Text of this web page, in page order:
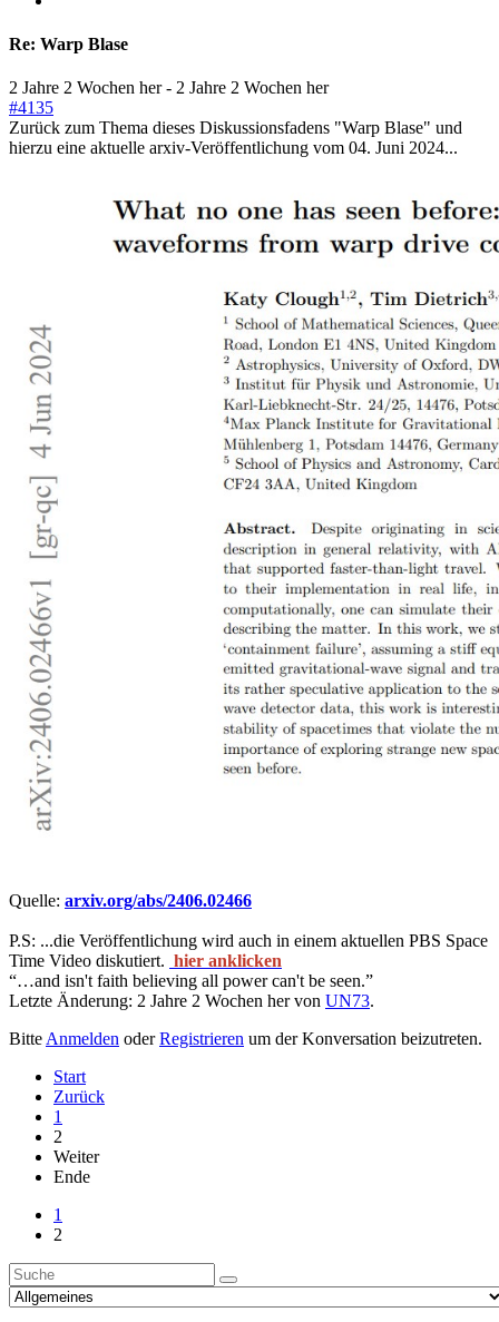
Re: Warp Blase
2 Jahre 2 Wochen her- 2 Jahre 2 Wochen her
#4135
Zurück zum Thema dieses Diskussionsfadens "Warp Blase" und
hierzu eine aktuelle arxiv-Veröffentlichung vom 04. Juni 2024...
Quelle: arxiv.org/abs/2406.02466
P.S: ...die Veröffentlichung wird auch in einem aktuellen PBS Space
Time Video diskutiert. hier anklicken
“…and isn't faith believing all power can't be seen.”
Letzte Änderung: 2 Jahre 2 Wochen her von UN73.
Bitte Anmelden oderRegistrieren um der Konversation beizutreten.
Start
Zurück
1
2
Weiter
Ende
1
2